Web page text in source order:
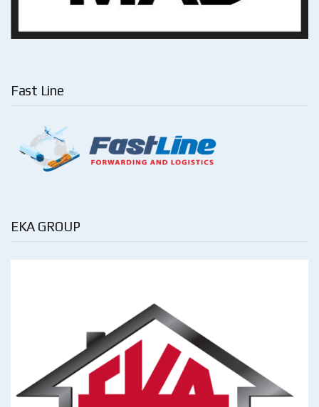
Fast Line
EKA GROUP